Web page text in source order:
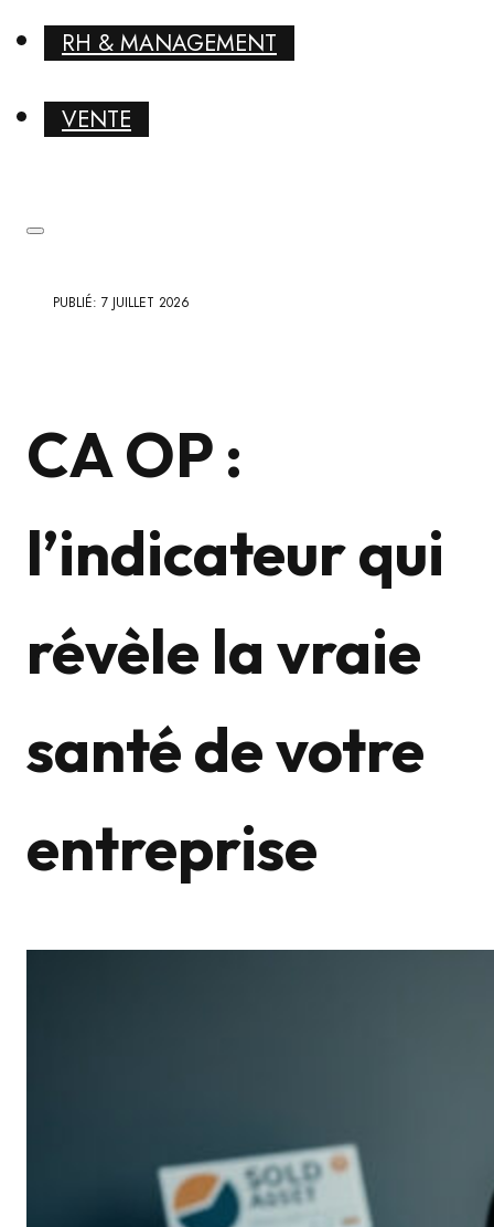
RH & MANAGEMENT
VENTE
CA OP :
l’indicateur qui
révèle la vraie
santé de votre
entreprise
PUBLIÉ: 7 JUILLET 2026